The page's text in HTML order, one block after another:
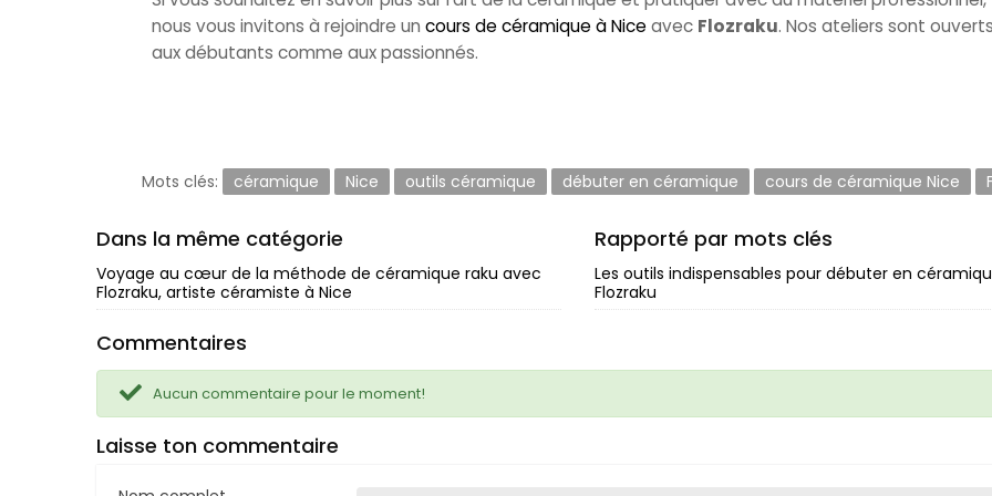
nous vous invitons à rejoindre un cours de céramique à Niceavec Flozraku. Nos ateliers sont ouverts
aux débutants comme aux passionnés.
Mots clés: céramique Nice outils céramique débuter en céramique cours de céramique Nice
Dans la même catégorie
Voyage au cœur de la méthode de céramique raku avec
Flozraku, artiste céramiste à Nice
Rapporté par mots clés
Les outils indispensables pour débuter en
Flozraku
Commentaires
Aucun commentaire pour le moment!
Laisse ton commentaire